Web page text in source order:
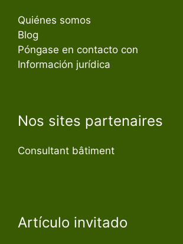
Quiénes somos
Blog
Póngase en contacto con
Información jurídica
Nos sites partenaires
Consultant bâtiment
Artículo invitado